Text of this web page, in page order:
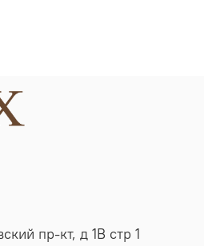
пр-кт, д 1В стр 1